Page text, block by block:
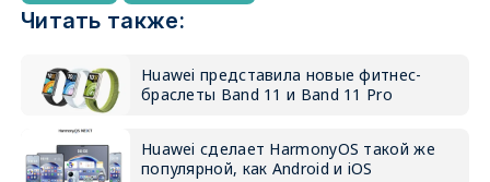
Читать также:
Huawei представила новые фитнес-
браслеты Band 11 и Band 11 Pro
Huawei сделает HarmonyOS такой же
популярной, как Android и iOS